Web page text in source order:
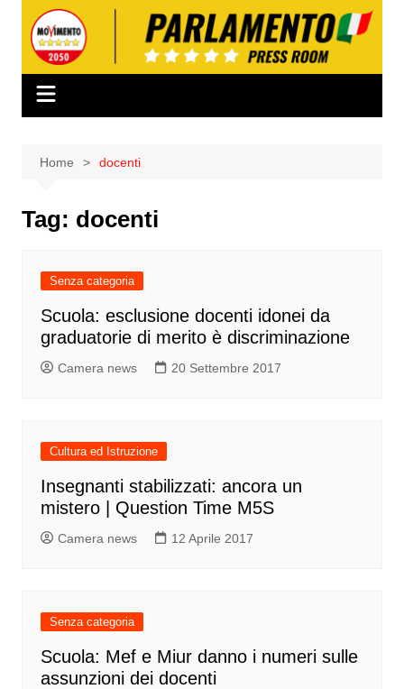
contenuto
Home docenti
Tag: docenti
Senza categoria
Scuola: esclusione docenti idonei da
graduatorie di merito è discriminazione
Camera news 20 Settembre 2017
Cultura ed Istruzione
Insegnanti stabilizzati: ancora un
mistero | Question Time M5S
Camera news 12 Aprile 2017
Senza categoria
Scuola: Mef e Miur danno i numeri sulle
assunzioni dei docenti